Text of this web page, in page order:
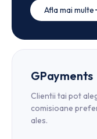
GPayments
Clientii tai pot
comisioane
ales.
Afla mai multe